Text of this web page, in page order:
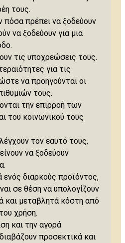
τους.
πόσα πρέπει να ξοδεύουν
να ξοδεύουν για μια
τις υποχρεώσεις τους.
για τις
να προηγούνται οι
τους.
την επιρροή των
του κοινωνικού τους
τον εαυτό τους,
να ξοδεύουν
ενός διαρκούς προϊόντος,
σε θέση να υπολογίζουν
και μεταβλητά κόστη από
χρήση.
και την αγορά
προσεκτικά και